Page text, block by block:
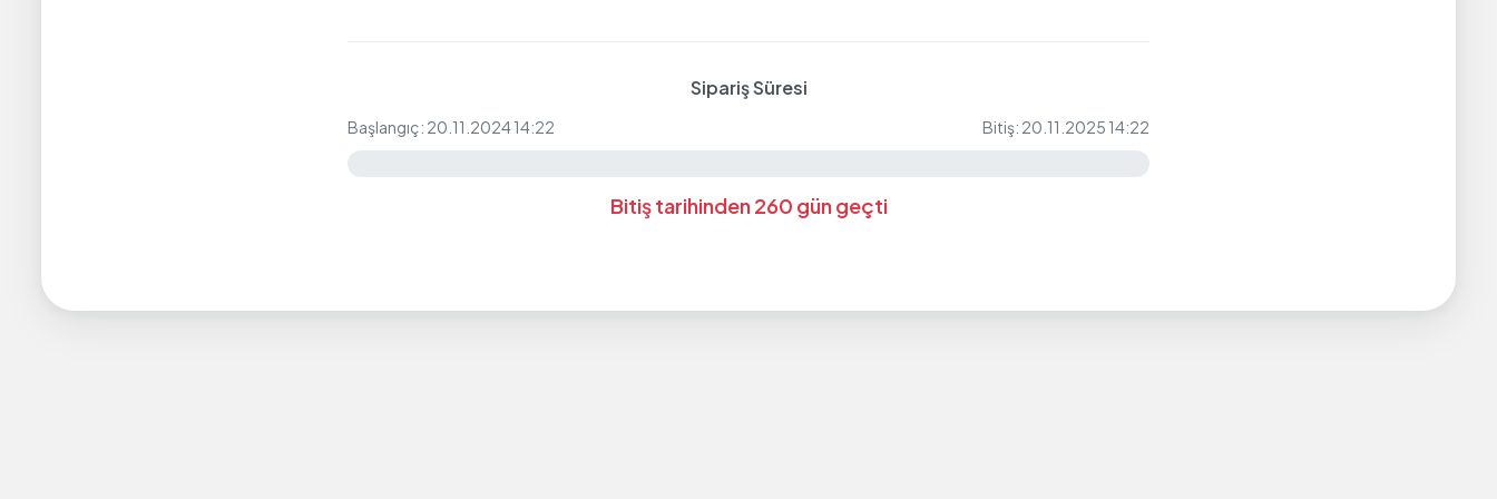
Sipariş Süresi
Başlangıç: 20.11.2024 14:22 Bitiş: 20.11.2025 14:22
Bitiş tarihinden 260 gün geçti